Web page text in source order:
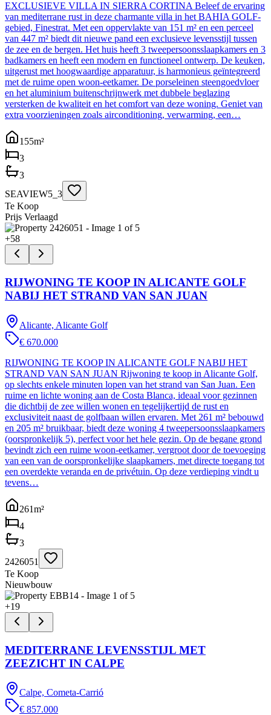
EXCLUSIEVE VILLA IN SIERRA CORTINA Beleef de ervaring
van mediterrane rust in deze charmante villa in het BAHIA GOLF-
gebied, Finestrat. Met een oppervlakte van 151 m² en een perceel
van 447 m² biedt dit nieuwe pand een exclusieve levensstijl tussen
de zee en de bergen. Het huis heeft 3 tweepersoonsslaapkamers en 3
badkamers en heeft een modern en functioneel ontwerp. De keuken,
uitgerust met hoogwaardige apparatuur, is harmonieus geïntegreerd
met de ruime open woon-eetkamer. De porseleinen steengoedvloer
en het aluminium buitenschrijnwerk met dubbele beglazing
versterken de kwaliteit en het comfort van deze woning. Geniet van
extra voorzieningen zoals airconditioning, verwarming, een…
155m²
3
3
SEAVIEW5_3
Te Koop
Prijs Verlaagd
+58
RIJWONING TE KOOP IN ALICANTE GOLF
NABIJ HET STRAND VAN SAN JUAN
Alicante, Alicante Golf
€ 670.000
RIJWONING TE KOOP IN ALICANTE GOLF NABIJ HET
STRAND VAN SAN JUAN Rijwoning te koop in Alicante Golf,
op slechts enkele minuten lopen van het strand van San Juan. Een
ruime en lichte woning aan de Costa Blanca, ideaal voor gezinnen
die dichtbij de zee willen wonen en tegelijkertijd de rust en
exclusiviteit naast de golfbaan willen ervaren. Met 261 m² bebouwd
en 205 m² bruikbaar, biedt deze woning 4 tweepersoonsslaapkamers
(oorspronkelijk 5), perfect voor het hele gezin. Op de begane grond
bevindt zich een ruime woon-eetkamer, vergroot door de toevoeging
van een van de oorspronkelijke slaapkamers, met directe toegang tot
een overdekte veranda en de privétuin. Op deze verdieping vindt u
tevens…
261m²
4
3
2426051
Te Koop
Nieuwbouw
+19
MEDITERRANE LEVENSSTIJL MET
ZEEZICHT IN CALPE
Calpe, Cometa-Carrió
€ 857.000